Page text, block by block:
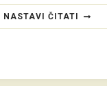
NASTAVI ČITATI